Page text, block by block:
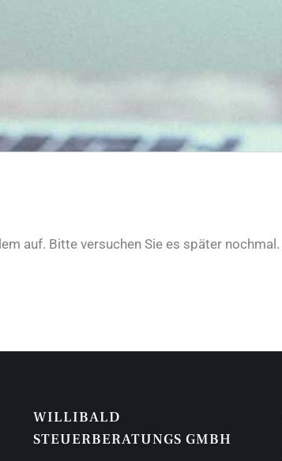
auf. Bitte versuchen Sie es später nochmal.
WILLIBALD
STEUERBERATUNGS GMBH